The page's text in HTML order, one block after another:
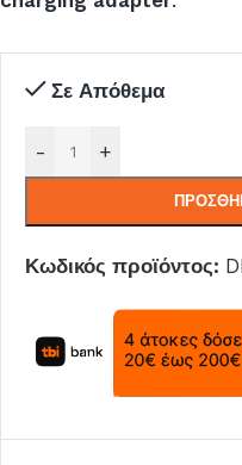
Σε Απόθεμα
- +
Κωδικός προϊόντος: